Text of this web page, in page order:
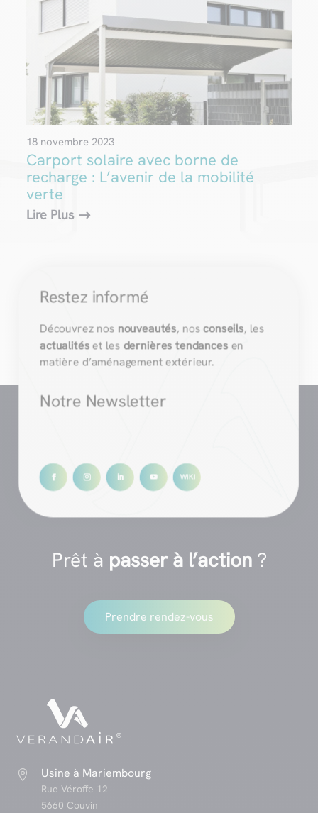
Carport solaire avec borne de
recharge : L’avenir de la mobilité
verte
18 novembre 2023
Lire Plus
Restez informé
Découvrez nos nouveautés, nosconseils, les
actualitéset les dernières tendances en
matière d’aménagement extérieur.
Notre Newsletter
Prêt à passer à l’action?
Prendre rendez-vous
 Usine à Mariembourg
Rue Véroffe 12
5660 Couvin